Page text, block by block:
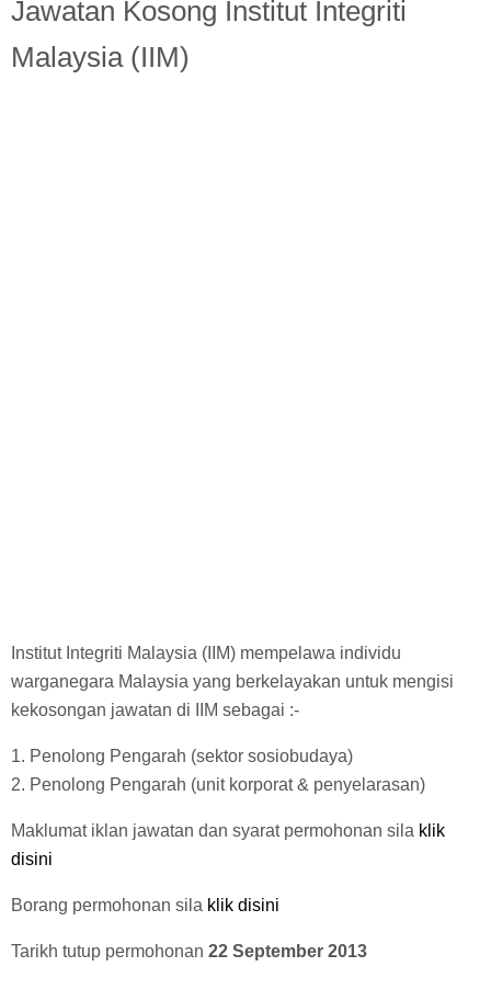
Kerjaya
Jawatan Kosong Institut Integriti
Malaysia (IIM)
Institut Integriti Malaysia (IIM) mempelawa individu
warganegara Malaysia yang berkelayakan untuk mengisi
kekosongan jawatan di IIM sebagai :-
1. Penolong Pengarah (sektor sosiobudaya)
2. Penolong Pengarah (unit korporat & penyelarasan)
Maklumat iklan jawatan dan syarat permohonan sila klik
disini
Borang permohonan sila klik disini
Tarikh tutup permohonan 22 September 2013